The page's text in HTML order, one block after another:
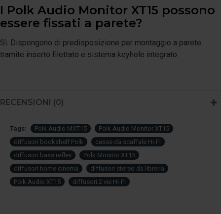
I Polk Audio Monitor XT15 possono
essere fissati a parete?
Sì. Dispongono di predisposizione per montaggio a parete
tramite inserto filettato e sistema keyhole integrato.
RECENSIONI (0)
Tags: Polk Audio MXT15
Polk Audio Monitor XT15
diffusori bookshelf Polk
casse da scaffale Hi-Fi
diffusori bass reflex
Polk Monitor XT15
diffusori home cinema
diffusori stereo da libreria
Polk Audio XT15
diffusori 2 vie Hi-Fi